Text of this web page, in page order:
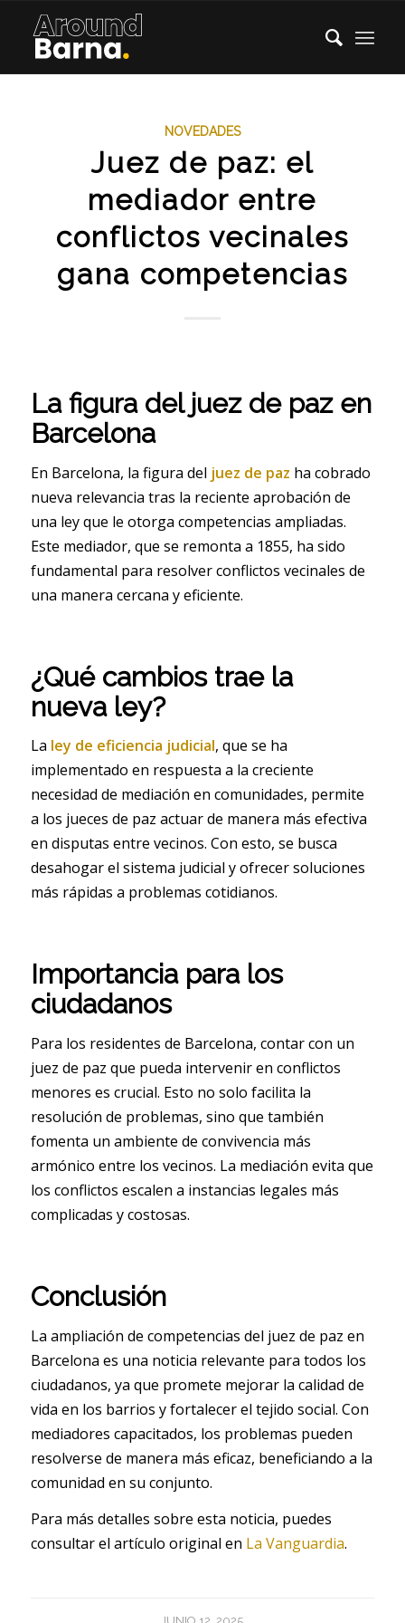
NOVEDADES
Juez de paz: el
mediador entre
conflictos vecinales
gana competencias
La figura del juez de paz en
Barcelona
En Barcelona, la figura del juez de paz ha cobrado
nueva relevancia tras la reciente aprobación de
una ley que le otorga competencias ampliadas.
Este mediador, que se remonta a 1855, ha sido
fundamental para resolver conflictos vecinales de
una manera cercana y eficiente.
¿Qué cambios trae la
nueva ley?
La ley de eficiencia judicial, que se ha
implementado en respuesta a la creciente
necesidad de mediación en comunidades, permite
a los jueces de paz actuar de manera más efectiva
en disputas entre vecinos. Con esto, se busca
desahogar el sistema judicial y ofrecer soluciones
más rápidas a problemas cotidianos.
Importancia para los
ciudadanos
Para los residentes de Barcelona, contar con un
juez de paz que pueda intervenir en conflictos
menores es crucial. Esto no solo facilita la
resolución de problemas, sino que también
fomenta un ambiente de convivencia más
armónico entre los vecinos. La mediación evita que
los conflictos escalen a instancias legales más
complicadas y costosas.
Conclusión
La ampliación de competencias del juez de paz en
Barcelona es una noticia relevante para todos los
ciudadanos, ya que promete mejorar la calidad de
vida en los barrios y fortalecer el tejido social. Con
mediadores capacitados, los problemas pueden
resolverse de manera más eficaz, beneficiando a la
comunidad en su conjunto.
Para más detalles sobre esta noticia, puedes
consultar el artículo original en La Vanguardia.